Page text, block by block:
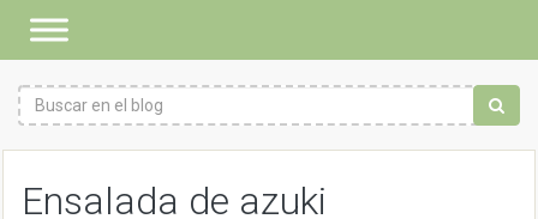
Ensalada de azuki